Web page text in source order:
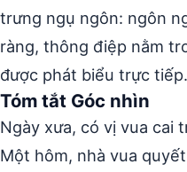
trưng ngụ ngôn: ngôn
ràng, thông điệp nằm
được phát biểu trực tiếp.
Tóm tắt Góc nhìn
Ngày xưa, có vị vua cai
Một hôm, nhà vua